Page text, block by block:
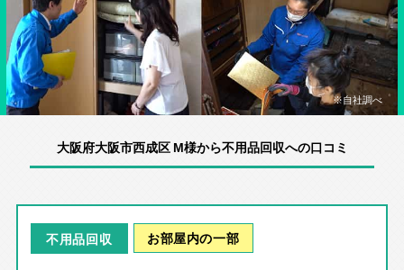
※自社調べ
大阪府大阪市西成区 M様から不用品回収への口コミ
不用品回収 お部屋内の一部